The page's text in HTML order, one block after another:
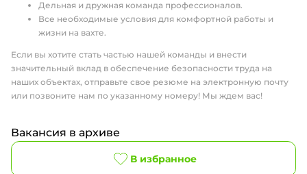
Дельная и дружная команда профессионалов.
Все необходимые условия для комфортной работы и
жизни на вахте.
Если вы хотите стать частью нашей команды и внести
значительный вклад в обеспечение безопасности труда на
наших объектах, отправьте свое резюме на электронную почту
или позвоните нам по указанному номеру! Мы ждем вас!
Вакансия в архиве
В избранное